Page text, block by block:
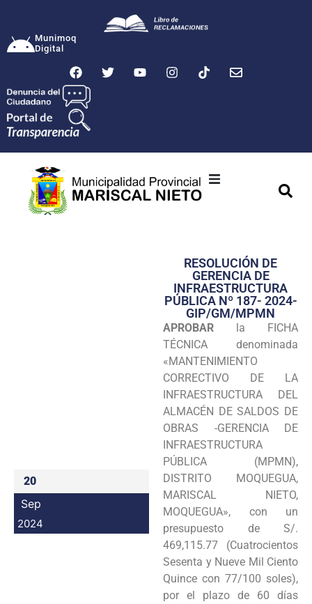
Munimoq
Digital
Transparencia
Seguridad
Programas
Intranet
20
Sep
2024
RESOLUCIÓN DE
GERENCIA DE
INFRAESTRUCTURA
PÚBLICA Nº 187- 2024-
GIP/GM/MPMN
APROBAR la FICHA
TÉCNICA denominada
«MANTENIMIENTO
CORRECTIVO DE LA
INFRAESTRUCTURA DEL
ALMACÉN DE SALDOS DE
OBRAS -GERENCIA DE
INFRAESTRUCTURA
PÚBLICA (MPMN),
DISTRITO MOQUEGUA,
MARISCAL NIETO,
MOQUEGUA», con un
presupuesto de S/.
469,115.77 (Cuatrocientos
Sesenta y Nueve Mil Ciento
Quince con 77/100 soles),
por el plazo de 60 días